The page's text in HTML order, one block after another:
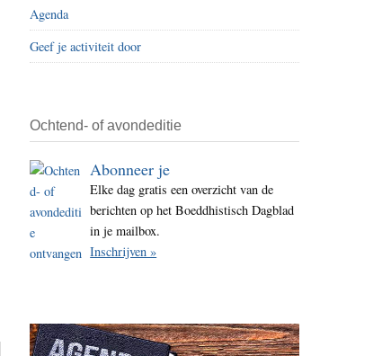
i
t
e
Agenda
Geef je activiteit door
Ochtend- of avondeditie
Abonneer je
Elke dag gratis een overzicht van de
berichten op het Boeddhistisch Dagblad
in je mailbox.
Inschrijven »